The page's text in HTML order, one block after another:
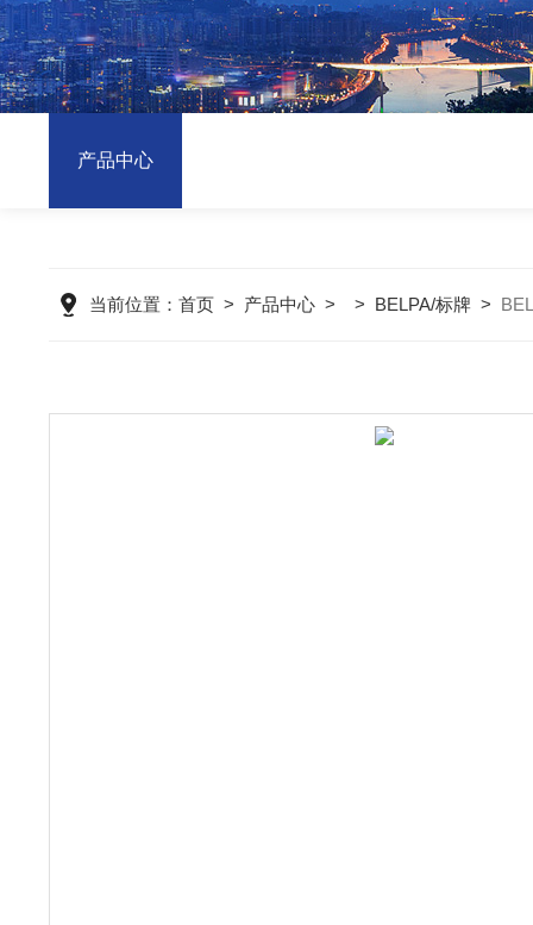
产品中心
当前位置： 首页> 产品中心> > BELPA/标牌>